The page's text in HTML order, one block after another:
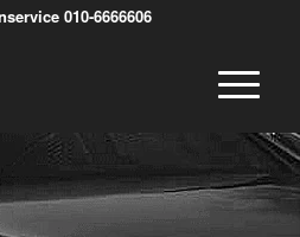
010-6666606